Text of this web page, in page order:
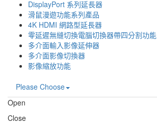
DisplayPort 系列延長器
滑鼠漫遊功能系列產品
4K HDMI 網路型延長器
零延遲無縫切換電腦切換器帶四分割功能
多介面輸入影像延伸器
多介面影像切換器
影像縮放功能
Please Choose
Open
Close